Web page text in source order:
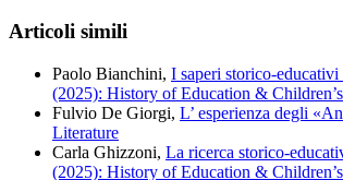
Articoli simili
Paolo Bianchini, I saperi storico-
(2025): History of Education &
Fulvio De Giorgi, L’ esperienza degli
Literature
Carla Ghizzoni, La ricerca storico-
(2025): History of Education &